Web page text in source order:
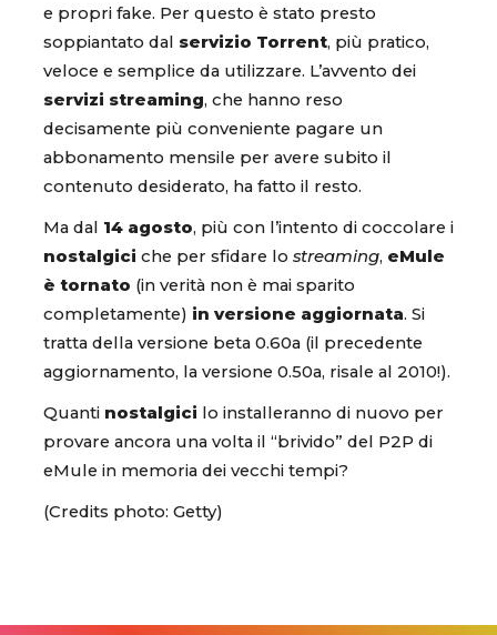
e propri fake. Per questo è stato presto
soppiantato dal servizio Torrent, più pratico,
veloce e semplice da utilizzare. L’avvento dei
servizi streaming, che hanno reso
decisamente più conveniente pagare un
abbonamento mensile per avere subito il
contenuto desiderato, ha fatto il resto.
Ma dal 14 agosto, più con l’intento di coccolare i
nostalgici che per sfidare lo streaming, eMule
è tornato (in verità non è mai sparito
completamente) in versione aggiornata. Si
tratta della versione beta 0.60a (il precedente
aggiornamento, la versione 0.50a, risale al 2010!).
Quanti nostalgici lo installeranno di nuovo per
provare ancora una volta il “brivido” del P2P di
eMule in memoria dei vecchi tempi?
(Credits photo: Getty)